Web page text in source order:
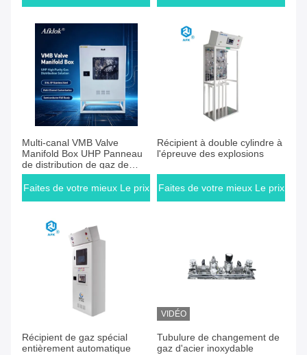
approvisionnement direct en
vrac d'usine
Multi-canal VMB Valve
Manifold Box UHP Panneau
de distribution de gaz de
haute pureté Semi-
conducteur Wafer Fab VMB
Faites de votre mieux Le prix
Récipient à double cylindre à
l'épreuve des explosions
Faites de votre mieux Le prix
Récipient de gaz spécial
entièrement automatique
VIDÉO
Tubulure de changement de
gaz d'acier inoxydable